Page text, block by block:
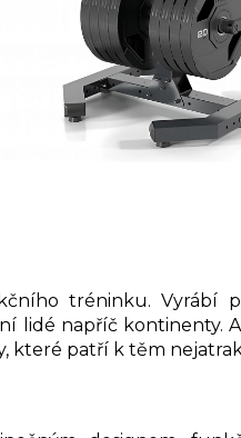
tréninku. Vyrábí
lidé napříč kontinenty.
které patří k těm